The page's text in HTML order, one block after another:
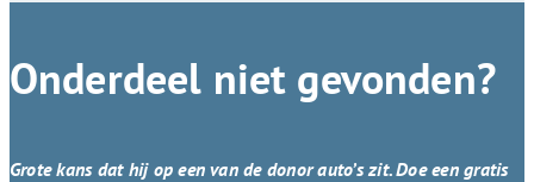
Onderdeel niet gevonden?
Grote kans dat hij op een van de donor auto’s zit. Doe een gratis